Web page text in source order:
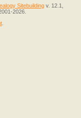
Sitebuilding v. 12.1,
2026.
.